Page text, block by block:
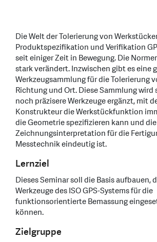
Die Welt der Tolerierung von
Produktspezifikation und Verifikation
seit einiger Zeit in Bewegung. Die
stark verändert. Inzwischen gibt es eine
Werkzeugsammlung für die Tolerierung
Richtung und Ort. Diese Sammlung wird
noch präzisere Werkzeuge ergänzt, mit
Konstrukteur die Werkstückfunktion
die Geometrie spezifizieren kann und die
Zeichnungsinterpretation für die
Messtechnik eindeutig ist.
Lernziel
Dieses Seminar soll die Basis aufbauen,
Werkzeuge des ISO GPS-Systems für die
funktionsorientierte Bemassung
können.
Zielgruppe